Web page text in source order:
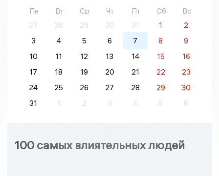
Пн Вт Ср Чт Пт Сб
Вс
27
28 29 30 31 1
2
3
4 5 6 7 8
9
10
11 12 13 14 15
16
17
18 19 20 21 22
23
24
25 26 27 28 29
30
31
1 2 3 4 5 6
100 самых влиятельных людей